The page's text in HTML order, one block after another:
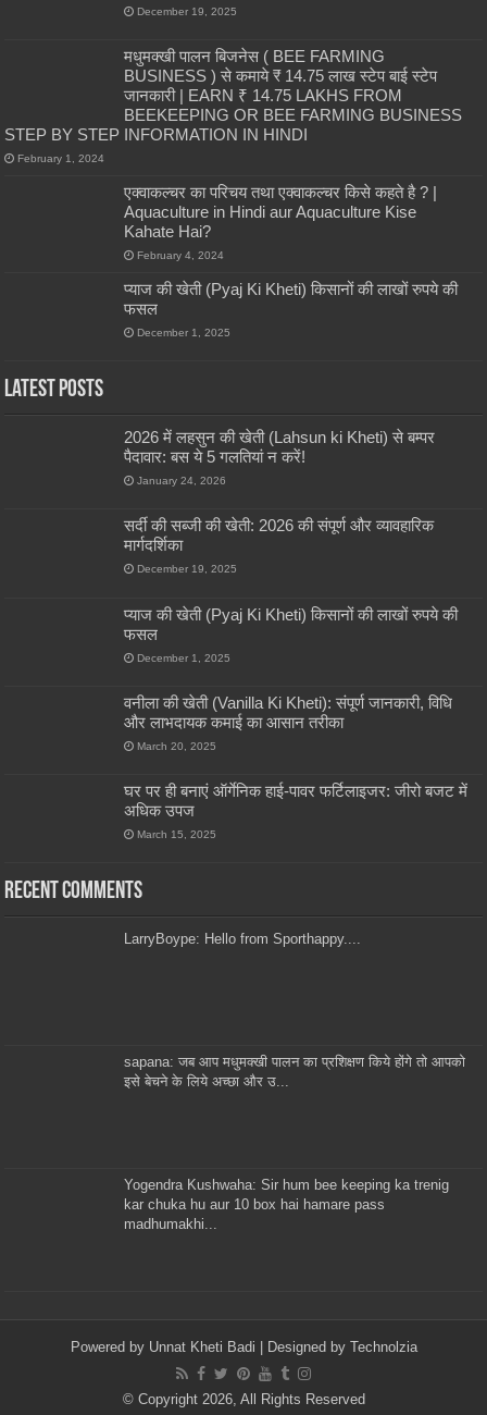
December 19, 2025
मधुमक्खी पालन बिजनेस ( BEE FARMING
BUSINESS ) से कमाये ₹ 14.75 लाख स्टेप बाई स्टेप
जानकारी | EARN ₹ 14.75 LAKHS FROM
BEEKEEPING OR BEE FARMING BUSINESS
STEP BY STEP INFORMATION IN HINDI
February 1, 2024
एक्वाकल्चर का परिचय तथा एक्वाकल्चर किसे कहते है ? |
Aquaculture in Hindi aur Aquaculture Kise
Kahate Hai?
February 4, 2024
प्याज की खेती (Pyaj Ki Kheti) किसानों की लाखों रुपये की
फसल
December 1, 2025
Latest Posts
2026 में लहसुन की खेती (Lahsun ki Kheti) से बम्पर
पैदावार: बस ये 5 गलतियां न करें!
January 24, 2026
सर्दी की सब्जी की खेती: 2026 की संपूर्ण और व्यावहारिक
मार्गदर्शिका
December 19, 2025
प्याज की खेती (Pyaj Ki Kheti) किसानों की लाखों रुपये की
फसल
December 1, 2025
वनीला की खेती (Vanilla Ki Kheti): संपूर्ण जानकारी, विधि
और लाभदायक कमाई का आसान तरीका
March 20, 2025
घर पर ही बनाएं ऑर्गेनिक हाई-पावर फर्टिलाइजर: जीरो बजट में
अधिक उपज
March 15, 2025
Recent Comments
LarryBoype: Hello from Sporthappy....
sapana: जब आप मधुमक्खी पालन का प्रशिक्षण किये होंगे तो आपको
इसे बेचने के लिये अच्छा और उ...
Yogendra Kushwaha: Sir hum bee keeping ka trenig
kar chuka hu aur 10 box hai hamare pass
madhumakhi...
Powered by Unnat Kheti Badi | Designed by Technolzia
© Copyright 2026, All Rights Reserved